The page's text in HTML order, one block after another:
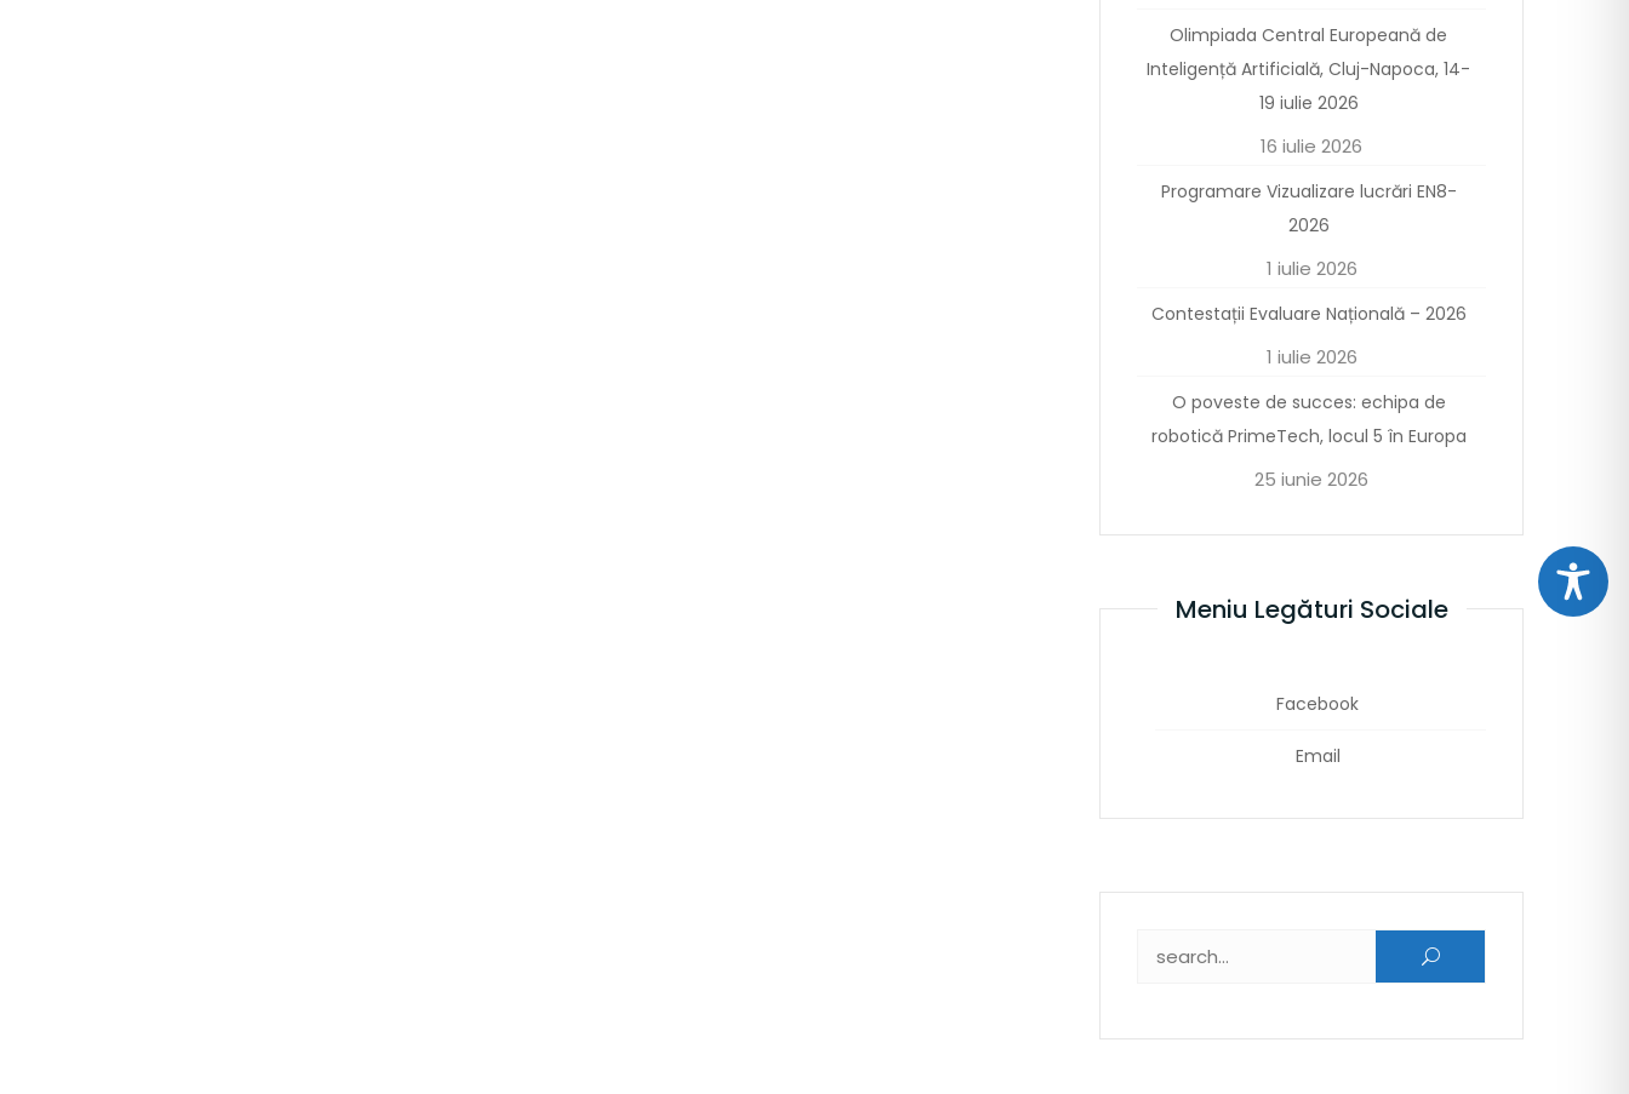
Olimpiada Central Europeană de
Inteligență Artificială, Cluj-Napoca, 14-
19 iulie 2026
16 iulie 2026
Programare Vizualizare lucrări EN8-
2026
1 iulie 2026
Contestații Evaluare Națională – 2026
1 iulie 2026
O poveste de succes: echipa de
robotică PrimeTech, locul 5 în Europa
25 iunie 2026
Meniu Legături Sociale
Facebook
Email